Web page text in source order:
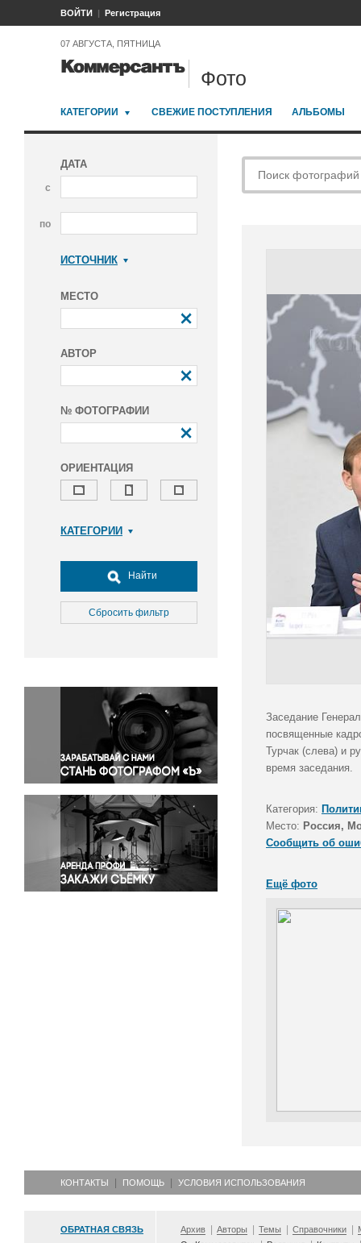
ВОЙТИ Регистрация
07 АВГУСТА, ПЯТНИЦА
Фото
КАТЕГОРИИ СВЕЖИЕ ПОСТУПЛЕНИЯ АЛЬБОМЫ
ДАТА
с
по
ИСТОЧНИК
МЕСТО
АВТОР
№ ФОТОГРАФИИ
ОРИЕНТАЦИЯ
КАТЕГОРИИ
Досуг, туризм и отдых
Культура
Медицина
Окружающая среда
Политика
Правосудие
Происшествия и конфликты
Религия
Светская жизнь
Спорт
Экология
Экономика и бизнес
Найти
Сбросить фильтр
Заседание
посвященные
Турчак (слева) и
время заседания.
Категория:
Место: Россия,
Сообщить об
Ещё фото
КОНТАКТЫ ПОМОЩЬ УСЛОВИЯ ИСПОЛЬЗОВАНИЯ
ОБРАТНАЯ СВЯЗЬ Архив Авторы Темы Справочники